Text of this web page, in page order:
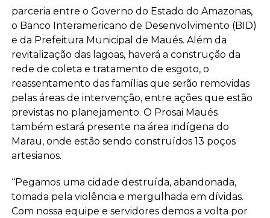
parceria entre o Governo do Estado do Amazonas,
o Banco Interamericano de Desenvolvimento (BID)
e da Prefeitura Municipal de Maués. Além da
revitalização das lagoas, haverá a construção da
rede de coleta e tratamento de esgoto, o
reassentamento das famílias que serão removidas
pelas áreas de intervenção, entre ações que estão
previstas no planejamento. O Prosai Maués
também estará presente na área indígena do
Marau, onde estão sendo construídos 13 poços
artesianos.
“Pegamos uma cidade destruída, abandonada,
tomada pela violência e mergulhada em dívidas.
Com nossa equipe e servidores demos a volta por